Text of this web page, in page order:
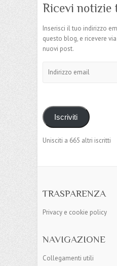
Ricevi notizie
Inserisci il tuo indirizzo
questo blog, e ricevere
nuovi post.
email
Iscriviti
Unisciti a 665 altri iscritti
TRASPARENZA
Privacy e cookie policy
NAVIGAZIONE
Collegamenti utili